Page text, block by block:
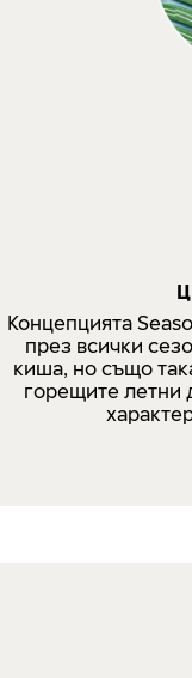
Концепцията
през всички
киша, но също
горещите летни